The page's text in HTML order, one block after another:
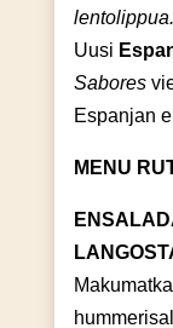
lentolippua.
Uusi
Sabores
Espanjan
MENU